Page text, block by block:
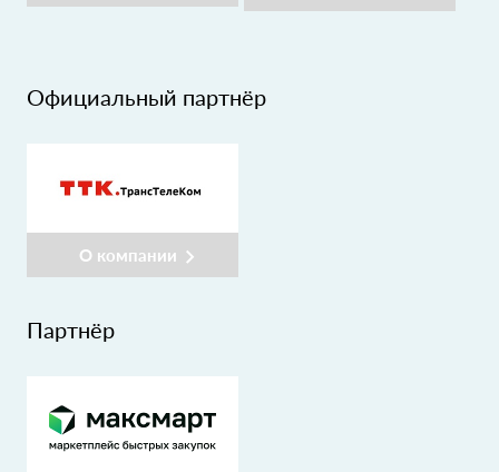
Официальный партнёр
О компании
Партнёр